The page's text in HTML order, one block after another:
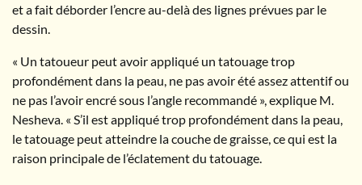
et a fait déborder l’encre au-delà des lignes prévues par le
dessin.
« Un tatoueur peut avoir appliqué un tatouage trop
profondément dans la peau, ne pas avoir été assez attentif ou
ne pas l’avoir encré sous l’angle recommandé », explique M.
Nesheva. « S’il est appliqué trop profondément dans la peau,
le tatouage peut atteindre la couche de graisse, ce qui est la
raison principale de l’éclatement du tatouage.